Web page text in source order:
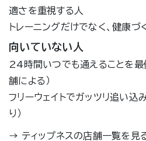
適さを重視する人
トレーニングだけでなく、健康
向いていない人
24時間いつでも通えることを最
舗による）
フリーウェイトでガッツリ追い込
り）
→ ティップネスの店舗一覧を見